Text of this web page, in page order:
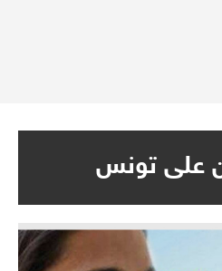
على تونس